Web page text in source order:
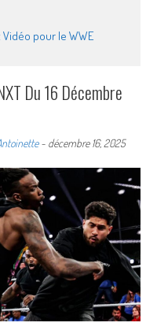
pour le WWE
Du 16 Décembre
- décembre 16, 2025